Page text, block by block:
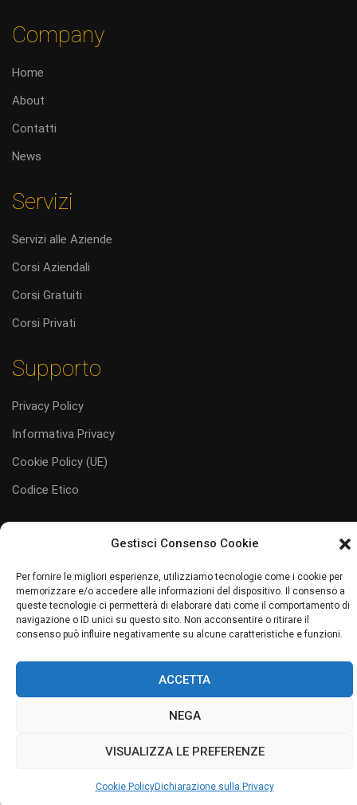
Gestisci Consenso Cookie
Per fornire le migliori esperienze, utilizziamo tecnologie come i cookie per
memorizzare e/o accedere alle informazioni del dispositivo. Il consenso a
queste tecnologie ci permetterà di elaborare dati come il comportamento di
navigazione o ID unici su questo sito. Non acconsentire o ritirare il
consenso può influire negativamente su alcune caratteristiche e funzioni.
ACCETTA
NEGA
VISUALIZZA LE PREFERENZE
Cookie PolicyDichiarazione sulla Privacy
Company
Home
About
Contatti
News
Servizi
Servizi alle Aziende
Corsi Aziendali
Corsi Gratuiti
Corsi Privati
Supporto
Privacy Policy
Informativa Privacy
Cookie Policy (UE)
Codice Etico
#juliaservicei servizi al tuo servizio
Sito web realizzato da Junior Web
GESTISCI